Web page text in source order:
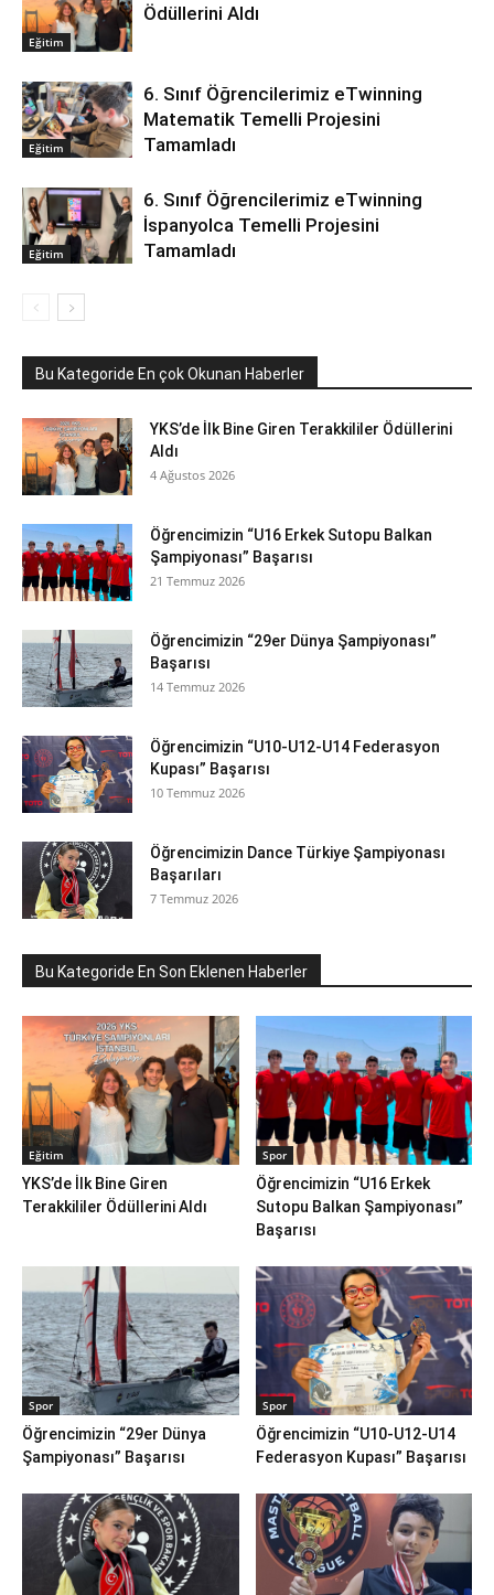
Eğitim
Ödüllerini Aldı
Eğitim
6. Sınıf Öğrencilerimiz eTwinning
Matematik Temelli Projesini
Tamamladı
Eğitim
6. Sınıf Öğrencilerimiz eTwinning
İspanyolca Temelli Projesini
Tamamladı
Bu Kategoride En çok Okunan Haberler
YKS’de İlk Bine Giren Terakkililer Ödüllerini
Aldı
4 Ağustos 2026
Öğrencimizin “U16 Erkek Sutopu Balkan
Şampiyonası” Başarısı
21 Temmuz 2026
Öğrencimizin “29er Dünya Şampiyonası”
Başarısı
14 Temmuz 2026
Öğrencimizin “U10-U12-U14 Federasyon
Kupası” Başarısı
10 Temmuz 2026
Öğrencimizin Dance Türkiye Şampiyonası
Başarıları
7 Temmuz 2026
Bu Kategoride En Son Eklenen Haberler
Eğitim
YKS’de İlk Bine Giren
Terakkililer Ödüllerini Aldı
Spor
Öğrencimizin “U16 Erkek
Sutopu Balkan Şampiyonası”
Başarısı
Spor
Öğrencimizin “29er Dünya
Şampiyonası” Başarısı
Spor
Öğrencimizin “U10-U12-U14
Federasyon Kupası” Başarısı